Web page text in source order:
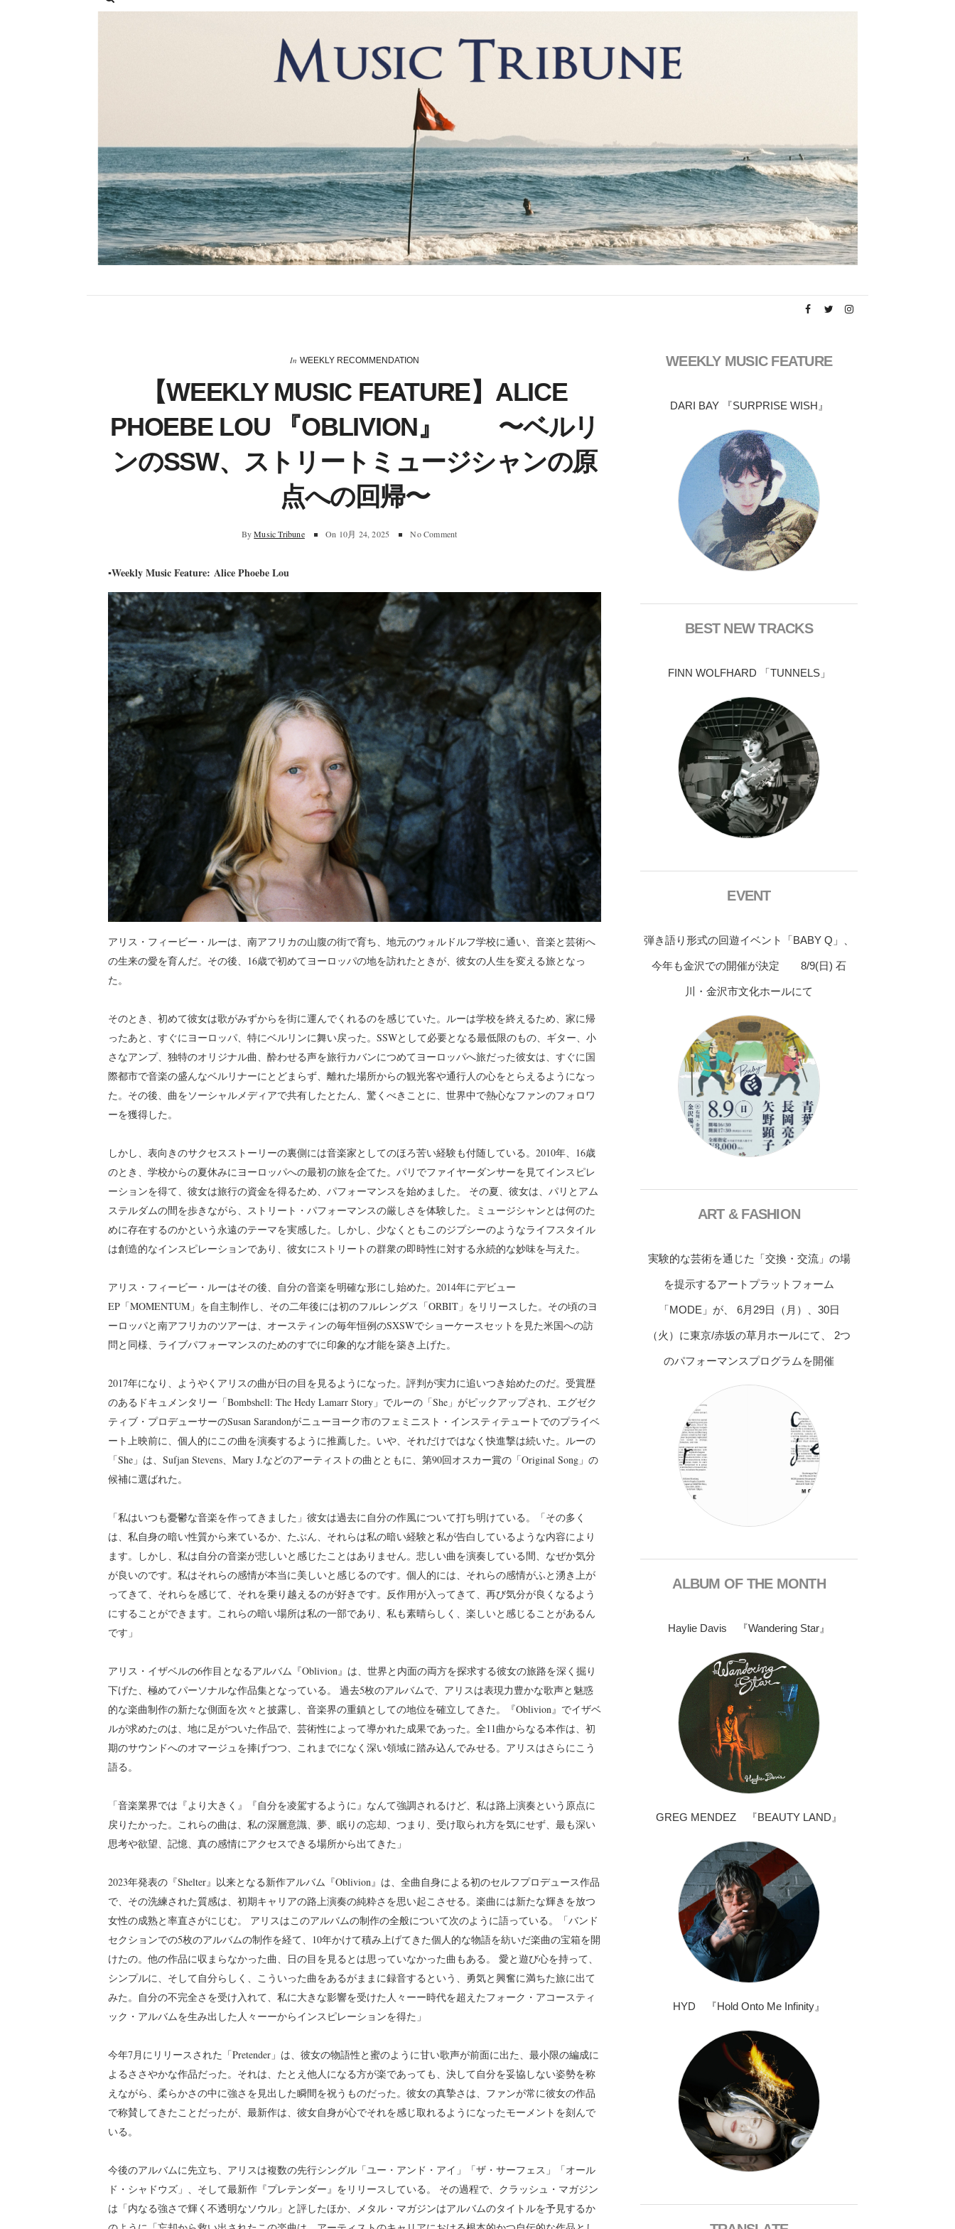
In WEEKLY RECOMMENDATION
【WEEKLY MUSIC FEATURE】ALICE
PHOEBE LOU 『OBLIVION』 〜ベルリ
ンのSSW、ストリートミュージシャンの原
点への回帰〜
By Music Tribune On 10月 24, 2025 No Comment
▪️Weekly Music Feature: Alice Phoebe Lou
アリス・フィービー・ルーは、南アフリカの山腹の街で育ち、地元のウォルドルフ学校に通い、音楽と芸術へ
の生来の愛を育んだ。その後、16歳で初めてヨーロッパの地を訪れたときが、彼女の人生を変える旅となっ
た。
そのとき、初めて彼女は歌がみずからを街に運んでくれるのを感じていた。ルーは学校を終えるため、家に帰
ったあと、すぐにヨーロッパ、特にベルリンに舞い戻った。SSWとして必要となる最低限のもの、ギター、小
さなアンプ、独特のオリジナル曲、酔わせる声を旅行カバンにつめてヨーロッパへ旅だった彼女は、すぐに国
際都市で音楽の盛んなベルリナーにとどまらず、離れた場所からの観光客や通行人の心をとらえるようになっ
た。その後、曲をソーシャルメディアで共有したとたん、驚くべきことに、世界中で熱心なファンのフォロワ
ーを獲得した。
しかし、表向きのサクセスストーリーの裏側には音楽家としてのほろ苦い経験も付随している。2010年、16歳
のとき、学校からの夏休みにヨーロッパへの最初の旅を企てた。パリでファイヤーダンサーを見てインスピレ
ーションを得て、彼女は旅行の資金を得るため、パフォーマンスを始めました。 その夏、彼女は、パリとアム
ステルダムの間を歩きながら、ストリート・パフォーマンスの厳しさを体験した。ミュージシャンとは何のた
めに存在するのかという永遠のテーマを実感した。しかし、少なくともこのジプシーのようなライフスタイル
は創造的なインスピレーションであり、彼女にストリートの群衆の即時性に対する永続的な妙味を与えた。
アリス・フィービー・ルーはその後、自分の音楽を明確な形にし始めた。2014年にデビュー
EP「MOMENTUM」を自主制作し、その二年後には初のフルレングス「ORBIT」をリリースした。その頃のヨ
ーロッパと南アフリカのツアーは、オースティンの毎年恒例のSXSWでショーケースセットを見た米国への訪
問と同様、ライブパフォーマンスのためのすでに印象的な才能を築き上げた。
2017年になり、ようやくアリスの曲が日の目を見るようになった。評判が実力に追いつき始めたのだ。受賞歴
のあるドキュメンタリー「Bombshell: The Hedy Lamarr Story」でルーの「She」がピックアップされ、エグゼク
ティブ・プロデューサーのSusan Sarandonがニューヨーク市のフェミニスト・インスティテュートでのプライベ
ート上映前に、個人的にこの曲を演奏するように推薦した。いや、それだけではなく快進撃は続いた。ルーの
「She」は、Sufjan Stevens、Mary J.などのアーティストの曲とともに、第90回オスカー賞の「Original Song」の
候補に選ばれた。
「私はいつも憂鬱な音楽を作ってきました」彼女は過去に自分の作風について打ち明けている。「その多く
は、私自身の暗い性質から来ているか、たぶん、それらは私の暗い経験と私が告白しているような内容により
ます。しかし、私は自分の音楽が悲しいと感じたことはありません。悲しい曲を演奏している間、なぜか気分
が良いのです。私はそれらの感情が本当に美しいと感じるのです。個人的には、それらの感情がふと湧き上が
ってきて、それらを感じて、それを乗り越えるのが好きです。反作用が入ってきて、再び気分が良くなるよう
にすることができます。これらの暗い場所は私の一部であり、私も素晴らしく、楽しいと感じることがあるん
です」
アリス・イザベルの6作目となるアルバム『Oblivion』は、世界と内面の両方を探求する彼女の旅路を深く掘り
下げた、極めてパーソナルな作品集となっている。 過去5枚のアルバムで、アリスは表現力豊かな歌声と魅惑
的な楽曲制作の新たな側面を次々と披露し、音楽界の重鎮としての地位を確立してきた。『Oblivion』でイザベ
ルが求めたのは、地に足がついた作品で、芸術性によって導かれた成果であった。全11曲からなる本作は、初
期のサウンドへのオマージュを捧げつつ、これまでになく深い領域に踏み込んでみせる。アリスはさらにこう
語る。
「音楽業界では『より大きく』『自分を凌駕するように』なんて強調されるけど、私は路上演奏という原点に
戻りたかった。これらの曲は、私の深層意識、夢、眠りの忘却、つまり、受け取られ方を気にせず、最も深い
思考や欲望、記憶、真の感情にアクセスできる場所から出てきた」
2023年発表の『Shelter』以来となる新作アルバム『Oblivion』は、全曲自身による初のセルフプロデュース作品
で、その洗練された質感は、初期キャリアの路上演奏の純粋さを思い起こさせる。楽曲には新たな輝きを放つ
女性の成熟と率直さがにじむ。 アリスはこのアルバムの制作の全般について次のように語っている。「バンド
セクションでの5枚のアルバムの制作を経て、10年かけて積み上げてきた個人的な物語を紡いだ楽曲の宝箱を開
けたの。他の作品に収まらなかった曲、日の目を見るとは思っていなかった曲もある。 愛と遊び心を持って、
シンプルに、そして自分らしく、こういった曲をあるがままに録音するという、勇気と興奮に満ちた旅に出て
みた。自分の不完全さを受け入れて、私に大きな影響を受けた人々ーー時代を超えたフォーク・アコースティ
ック・アルバムを生み出した人々ーーからインスピレーションを得た」
今年7月にリリースされた「Pretender」は、彼女の物語性と蜜のように甘い歌声が前面に出た、最小限の編成に
よるささやかな作品だった。それは、たとえ他人になる方が楽であっても、決して自分を妥協しない姿勢を称
えながら、柔らかさの中に強さを見出した瞬間を祝うものだった。彼女の真摯さは、ファンが常に彼女の作品
で称賛してきたことだったが、最新作は、彼女自身が心でそれを感じ取れるようになったモーメントを刻んで
いる。
今後のアルバムに先立ち、アリスは複数の先行シングル「ユー・アンド・アイ」「ザ・サーフェス」「オール
ド・シャドウズ」、そして最新作『プレテンダー』をリリースしている。 その過程で、クラッシュ・マガジン
は「内なる強さで輝く不透明なソウル」と評したほか、メタル・マガジンはアルバムのタイトルを予見するか
WEEKLY MUSIC FEATURE
DARI BAY 『SURPRISE WISH』
BEST NEW TRACKS
FINN WOLFHARD 「TUNNELS」
EVENT
弾き語り形式の回遊イベント「BABY Q」、
今年も金沢での開催が決定 8/9(日) 石
川・金沢市文化ホールにて
ART & FASHION
実験的な芸術を通じた「交換・交流」の場
を提示するアートプラットフォーム
「MODE」が、 6月29日（月）、30日
（火）に東京/赤坂の草月ホールにて、 2つ
のパフォーマンスプログラムを開催
ALBUM OF THE MONTH
Haylie Davis 『Wandering Star』
GREG MENDEZ 『BEAUTY LAND』
HYD 『Hold Onto Me Infinity』